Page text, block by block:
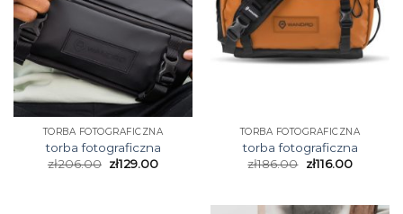
TORBA FOTOGRAFICZNA
torba fotograficzna
zł206.00 zł129.00
TORBA FOTOGRAFICZNA
torba fotograficzna
zł186.00 zł116.00